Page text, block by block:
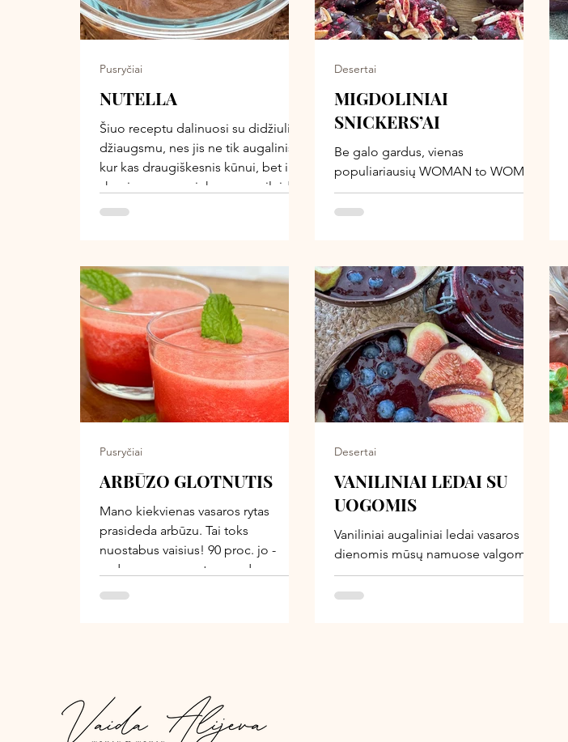
išbandysite ir pasigaminsite juos
kartu su visa šeima!
NUTELLA
Šiuo receptu dalinuosi su didžiuliu
džiaugsmu, nes jis ne tik augalinis ir
kur kas draugiškesnis kūnui, bet ir
skonio prasme niekuo nenusileidžia
tam parduotuviniam klasikiniam
duonos, onuolių skiltelių, dėti į
košes, ar tiesiog šaukštu kabinti
tiesiai iš stiklainio, kai “norisi kažko
skanaus”.
Pusryčiai
MIGDOLINIAI
SNICKERS’AI
Be galo gardus, vienas
populiariausių WOMAN to WOMAN
desertų – „Augaliniai snickers’ai“
naujame amplua – su migdolais!
originaliame recepte, nėra mano
mėgiamiausi. Su migdolais – skonis
tampa švelnesnis, prabangesnis,
subtiliai karamelinis. Neseniai
nešiau šiuos snickers’us į svečius –
lėkštė buvo iššluota greičiausiai, o
vėliau visi prašė recepto! Išmėginkit
ir parašykit, kuris variantas jums
labiau patinka.
Desertai
ARBŪZO GLOTNUTIS
Mano kiekvienas vasaros rytas
prasideda arbūzu. Tai toks
nuostabus vaisius! 90 proc. jo -
sudaro gyvas gamtos vanduo.
Arbūzas rehidratuoja iki ląstelių
antioksidantų, kurie apsauga mūsų
kūnus nuo laisvųjų radikalų. Na
Pusryčiai
VANILINIAI LEDAI SU
UOGOMIS
Vaniliniai augaliniai ledai vasaros
dienomis mūsų namuose valgomi
kasdien. Mums jie niekada
neatsibosta! Šiais metais mes juos
Desertai